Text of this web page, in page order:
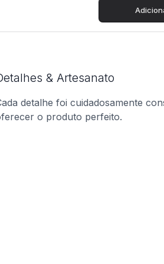
& Artesanato
detalhe foi cuidadosamente
o produto perfeito.